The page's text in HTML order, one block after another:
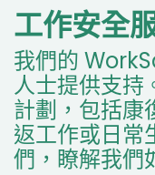
工作安全
我們的
人士提供支持
計劃，包括康
返工作或日常
們，瞭解我們